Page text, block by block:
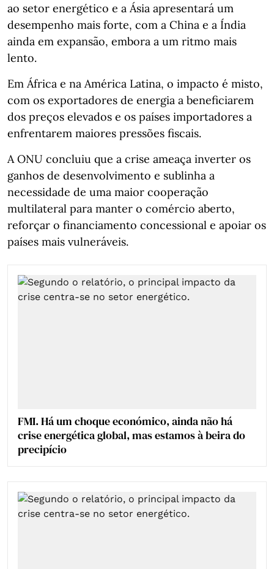
ao setor energético e a Ásia apresentará um
desempenho mais forte, com a China e a Índia
ainda em expansão, embora a um ritmo mais
lento.
Em África e na América Latina, o impacto é misto,
com os exportadores de energia a beneficiarem
dos preços elevados e os países importadores a
enfrentarem maiores pressões fiscais.
A ONU concluiu que a crise ameaça inverter os
ganhos de desenvolvimento e sublinha a
necessidade de uma maior cooperação
multilateral para manter o comércio aberto,
reforçar o financiamento concessional e apoiar os
países mais vulneráveis.
FMI. Há um choque económico, ainda não há
crise energética global, mas estamos à beira do
precipício